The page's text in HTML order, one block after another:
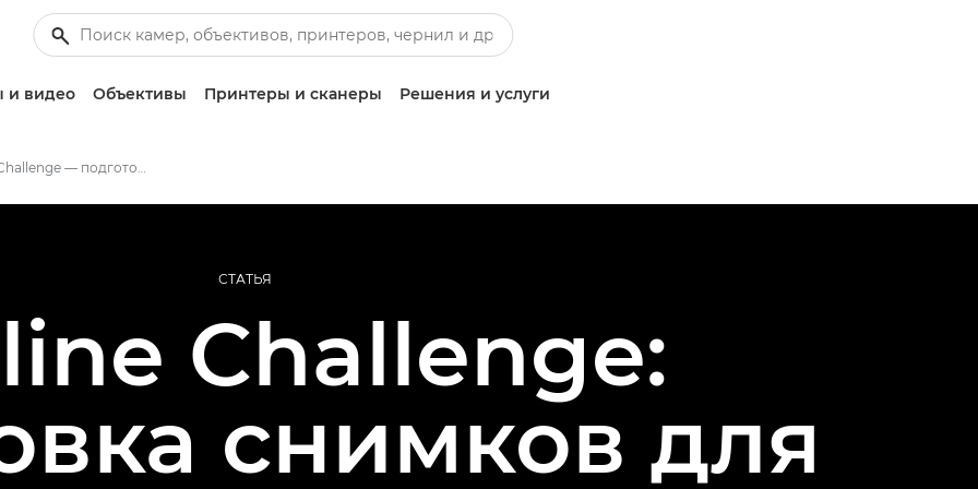
и видео Объективы Принтеры и сканеры Решения и услуги
Redline Challenge — подготовка изображений
СТАТЬЯ
Challenge:
снимков для